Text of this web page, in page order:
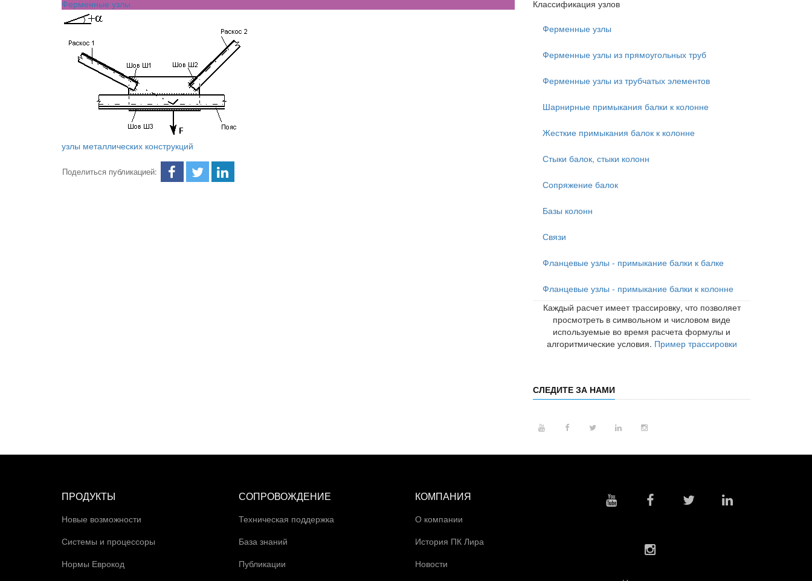
Ферменные узлы
узлы металлических конструкций
Поделиться публикацией:
Классификация узлов
Ферменные узлы
Ферменные узлы из прямоугольных труб
Ферменные узлы из трубчатых элементов
Шарнирные примыкания балки к колонне
Жесткие примыкания балок к колонне
Стыки балок, стыки колонн
Сопряжение балок
Базы колонн
Связи
Фланцевые узлы - примыкание балки к балке
Фланцевые узлы - примыкание балки к колонне
Каждый расчет имеет трассировку, что позволяет
просмотреть в символьном и числовом виде
используемые во время расчета формулы и
алгоритмические условия. Пример трассировки
СЛЕДИТЕ ЗА НАМИ
ПРОДУКТЫ
Новые возможности
Системы и процессоры
Нормы Еврокод
СОПРОВОЖДЕНИЕ
Техническая поддержка
База знаний
Публикации
КОМПАНИЯ
О компании
История ПК Лира
Новости